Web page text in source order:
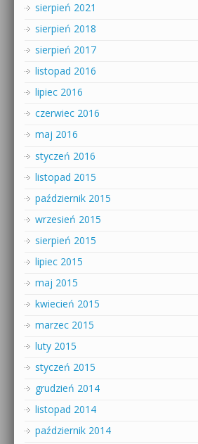
sierpień 2021
sierpień 2018
sierpień 2017
listopad 2016
lipiec 2016
czerwiec 2016
maj 2016
styczeń 2016
listopad 2015
październik 2015
wrzesień 2015
sierpień 2015
lipiec 2015
maj 2015
kwiecień 2015
marzec 2015
luty 2015
styczeń 2015
grudzień 2014
listopad 2014
październik 2014